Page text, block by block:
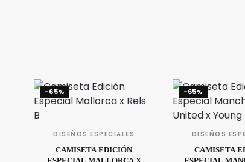
-65%
DISEÑOS ESPECIALES
CAMISETA EDICIÓN
-65%
DISEÑOS
CAMISETA